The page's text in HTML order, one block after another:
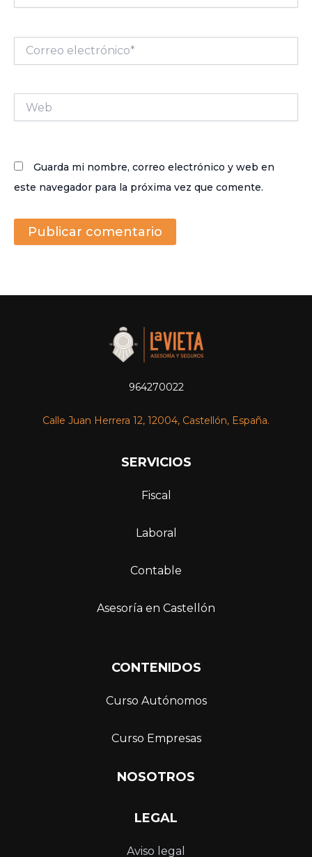
electrónico*
Guarda mi nombre, correo electrónico y web en
este navegador para la próxima vez que comente.
964270022
Calle Juan Herrera 12, 12004, Castellón, España.
SERVICIOS
Fiscal
Laboral
Contable
Asesoría en Castellón
CONTENIDOS
Curso Autónomos
Curso Empresas
NOSOTROS
LEGAL
Aviso legal